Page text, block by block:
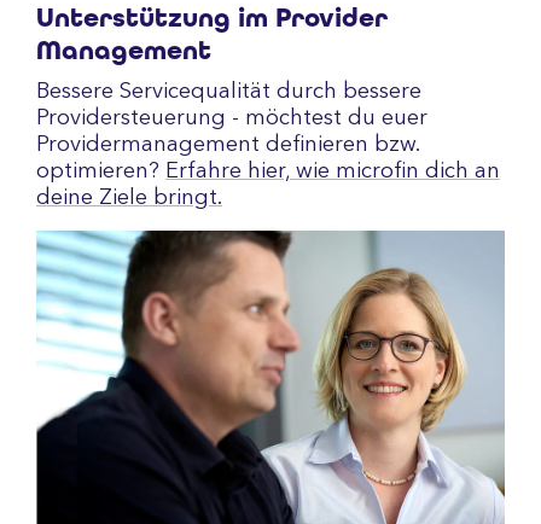
Unterstützung im Provider
Management
Bessere Servicequalität durch bessere
Providersteuerung - möchtest du euer
Providermanagement definieren bzw.
optimieren? Erfahre hier, wie microfin dich an
deine Ziele bringt.